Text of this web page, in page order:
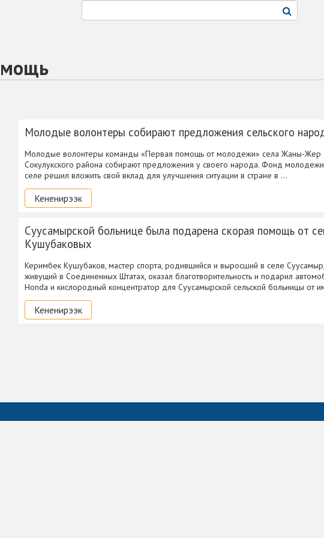
Молодые волонтеры собирают предложения сельского
Молодые волонтеры команды «Первая помощь от молодежи» села Жаны-Жер
Сокулукского района собирают предложения у своего народа. Фонд
селе решил вложить свой вклад для улучшения ситуации в стране в …
Кененирээк
Суусамырской больнице была подарена скорая помощь от
Кушубаковых
Керимбек Кушубаков, мастер спорта, родившийся и выросший в селе
живущий в Соединенных Штатах, оказал благотворительность и подарил
Honda и кислородный концентратор для Суусамырской сельской больницы от
Кененирээк